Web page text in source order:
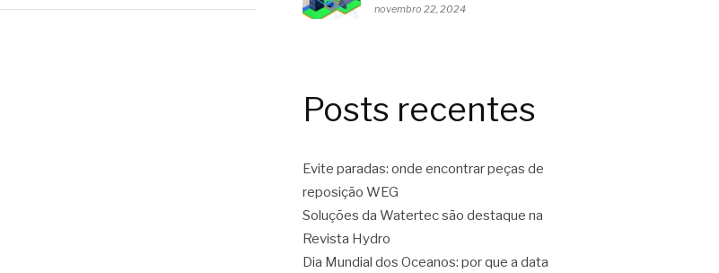
novembro 22, 2024
Posts recentes
Evite paradas: onde encontrar peças de
reposição WEG
Soluções da Watertec são destaque na
Revista Hydro
Dia Mundial dos Oceanos: por que a data